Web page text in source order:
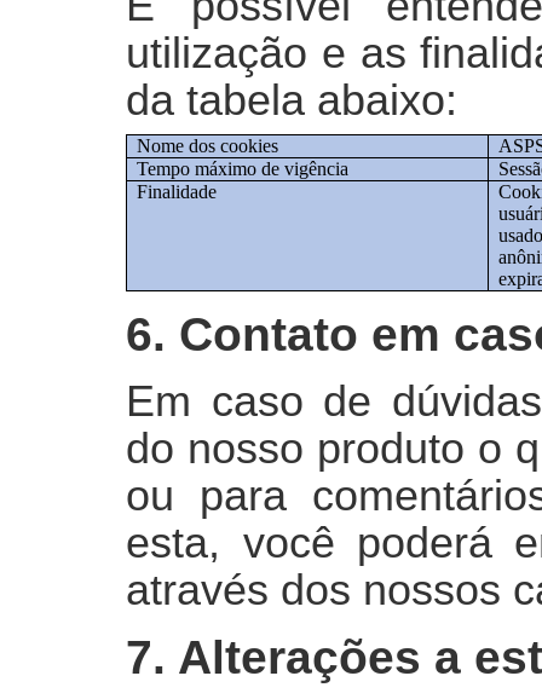
utilização e as
da tabela abaixo:
Nome dos cookies
Tempo máximo de vigência
Finalidade
6. Contato em
Em caso de
do nosso produto o
ou para
esta, você poderá
através dos nossos
7. Alterações a